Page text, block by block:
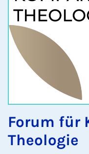
Forum für
Theologie